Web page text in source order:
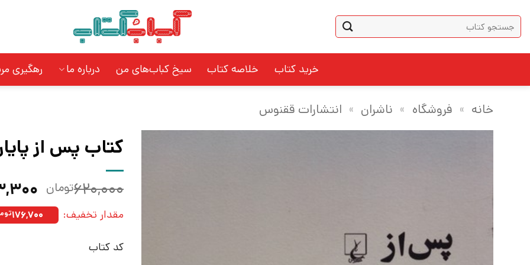
content
جستجو
برای:
خرید کتاب خلاصه کتاب سیخ کباب‌های من درباره ما رهگیری
خانه » فروشگاه » ناشران » انتشارات ققنوس
کتاب پس از
۶۲۰,۰۰۰تومان قیمت
اصلی: مقدار تخفیف: ۱۷۶,۷۰۰
کد کتاب